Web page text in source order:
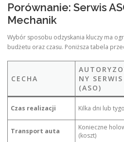
Porównanie: Serwis
Mechanik
Wybór sposobu odzyskania kluczy ma
budżetu oraz czasu. Poniższa tabela
CECHA
NY SERWIS
(ASO)
Czas realizacji Kilka dni lub
Transport auta
Konieczne
(koszt)